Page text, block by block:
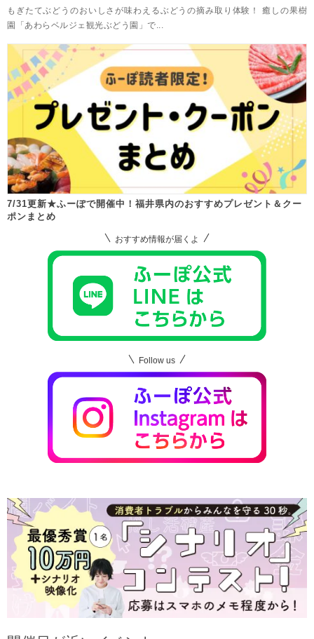
もぎたてぶどうのおいしさが味わえるぶどうの摘み取り体験！ 癒しの果樹
園「あわらベルジェ観光ぶどう園」で...
7/31更新★ふーぽで開催中！福井県内のおすすめプレゼント＆クー
ポンまとめ
おすすめ情報が届くよ
Follow us